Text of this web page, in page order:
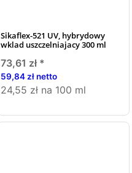
Sikaflex-521 UV, hybrydowy
wklad uszczelniajacy 300 ml
73,61 zł *
59,84 zł netto
24,55 zł na 100 ml